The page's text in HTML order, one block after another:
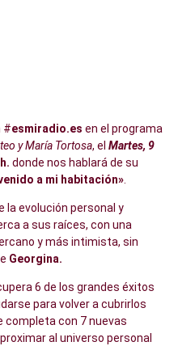
#esmiradio.es en el programa
y María Tortosa, el Martes, 9
donde nos hablará de su
a mi habitación»
la evolución personal y
a sus raíces, con una
y más intimista, sin
Georgina.
6 de los grandes éxitos
para volver a cubrirlos
completa con 7 nuevas
al universo personal